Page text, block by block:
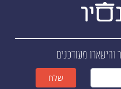
והישארו מעודכנים
שלח